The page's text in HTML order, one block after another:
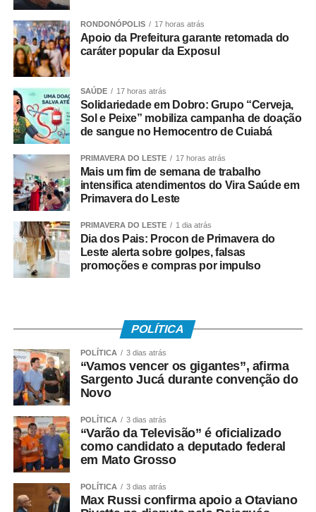
autoria do vereador Wender Silva Campos Madureira dos
Santos, que dispõe sobre a realização de atividades
educativas relacionadas aos direitos dos animais
domésticos nas escolas públicas e privadas de Várzea
Grande.
A Ordem do Dia contempla também oProjeto de Lei nº
artigo 35 da Lei Municipal nº 4.697/2021, que trata do
parcelamento do solo urbano no município.
Outro projeto previsto para votação é o
117/2026, de autoria do vereador Alecsand Moreira da
Silva, que dispõe sobre a inclusão do ensino da empatia
como atividade extracurricular do ensino básico no
âmbito municipal.
113/2026, de autoria da vereadora Gisele Aparecida de
Barros, que institui o Programa de Coleta de Exames e
Vacinação em Domicílio para pessoas com Transtorno do
Espectro Autista (TEA) e outras deficiências.
sessão ordinária. A Ordem do Dia foi publicada pelo
Gabinete da Presidência em 7 de agosto de 2026 e
assinada pelo presidente da Câmara Municipal, vereador
Rosemary Souza Prado.
RONDONÓPOLIS 17 horas atrás
Apoio da Prefeitura garante retomada do
caráter popular da Exposul
SAÚDE 17 horas atrás
Solidariedade em Dobro: Grupo “Cerveja,
Sol e Peixe” mobiliza campanha de doação
de sangue no Hemocentro de Cuiabá
PRIMAVERA DO LESTE 17 horas atrás
Mais um fim de semana de trabalho
intensifica atendimentos do Vira Saúde em
Primavera do Leste
PRIMAVERA DO LESTE 1 dia atrás
Dia dos Pais: Procon de Primavera do
Leste alerta sobre golpes, falsas
promoções e compras por impulso
POLÍTICA
POLÍTICA 3 dias atrás
“Vamos vencer os gigantes”, afirma
Sargento Jucá durante convenção do
Novo
POLÍTICA 3 dias atrás
“Varão da Televisão” é oficializado
como candidato a deputado federal
em Mato Grosso
POLÍTICA 3 dias atrás
Max Russi confirma apoio a Otaviano